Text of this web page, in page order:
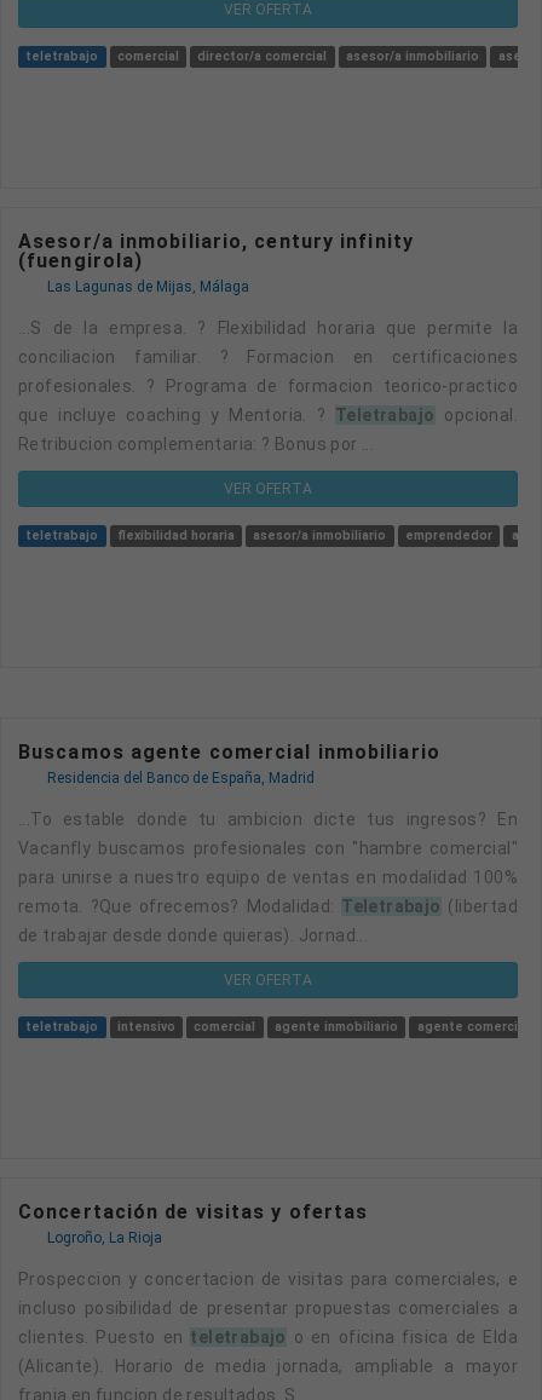
VER OFERTA
teletrabajo comercial director/a comercial asesor/a inmobiliario
Asesor/a inmobiliario, century infinity
(fuengirola)
Las Lagunas de Mijas, Málaga
...s de la empresa. ? Flexibilidad horaria que permite la
conciliacion familiar. ? Formacion en certificaciones
profesionales. ? Programa de formacion teorico-practico
que incluye coaching y Mentoria. ? Teletrabajo opcional.
Retribucion complementaria: ? Bonus por ...
VER OFERTA
teletrabajo flexibilidad horaria asesor/a inmobiliario emprendedor
Buscamos agente comercial inmobiliario
Residencia del Banco de España, Madrid
...to estable donde tu ambicion dicte tus ingresos? En
Vacanfly buscamos profesionales con "hambre comercial"
para unirse a nuestro equipo de ventas en modalidad 100%
remota. ?Que ofrecemos? Modalidad: Teletrabajo (libertad
de trabajar desde donde quieras). Jornad...
VER OFERTA
teletrabajo intensivo comercial agente inmobiliario agente comercial
Concertación de visitas y ofertas
Logroño, La Rioja
Prospeccion y concertacion de visitas para comerciales, e
incluso posibilidad de presentar propuestas comerciales a
clientes. Puesto en teletrabajo o en oficina fisica de Elda
(Alicante). Horario de media jornada, ampliable a mayor
franja en funcion de resultados. S...